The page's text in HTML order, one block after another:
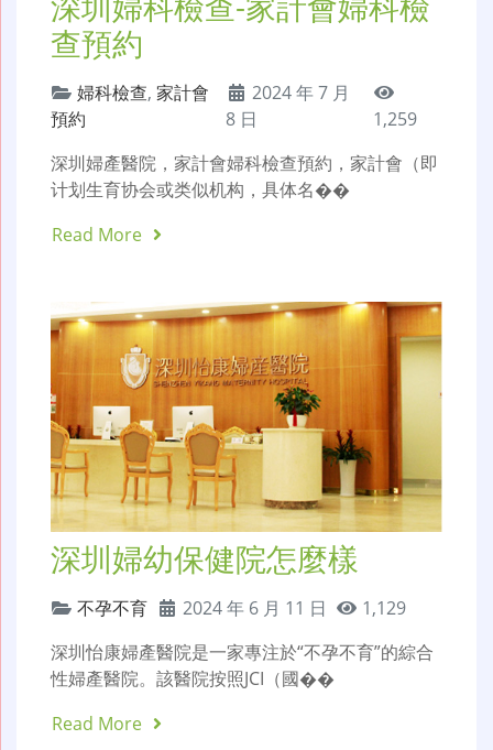
查預約
婦科檢查, 家計會
預約
2024 年 7 月
8 日
1,259
深圳婦產醫院，家計會婦科檢查預約，家計會（即
计划生育协会或类似机构，具体名��
Read More
深圳婦幼保健院怎麼樣
不孕不育 2024 年 6 月 11 日
1,129
深圳怡康婦產醫院是一家專注於“不孕不育”的綜合
性婦產醫院。該醫院按照JCI（國��
Read More